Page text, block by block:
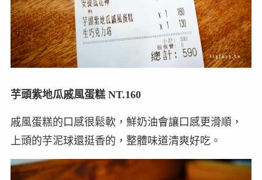
芋頭紫地瓜戚風蛋糕 NT.160
戚風蛋糕的口感很鬆軟，鮮奶油會讓口感更滑順，
上頭的芋泥球還挺香的，整體味道清爽好吃。